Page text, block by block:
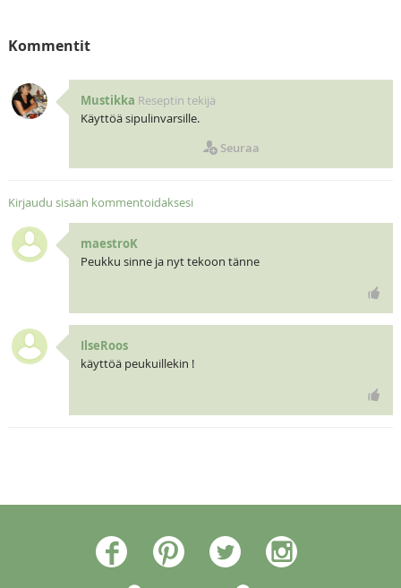
Kommentit
Mustikka Reseptin tekijä
Käyttöä sipulinvarsille.
Seuraa
Kirjaudu sisään kommentoidaksesi
maestroK
Peukku sinne ja nyt tekoon tänne
IlseRoos
käyttöä peukuillekin !